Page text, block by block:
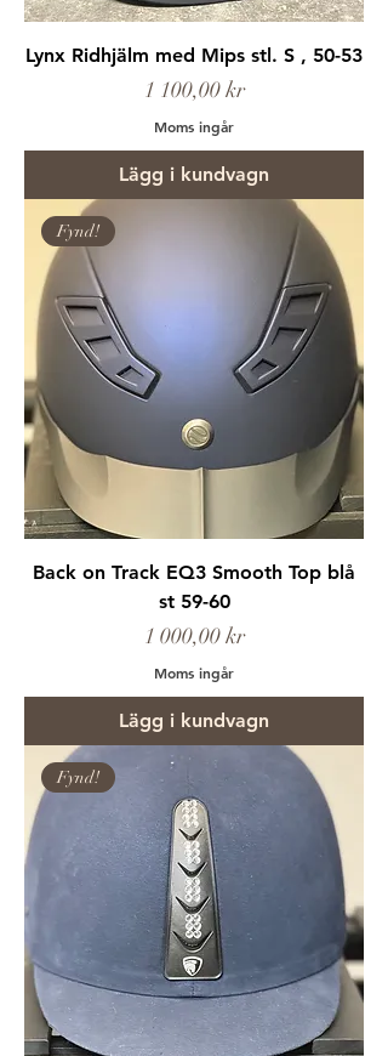
Lynx Ridhjälm med Mips stl. S , 50-53
Pris
1 100,00 kr
Moms ingår
Lägg i kundvagn
Fynd!
Back on Track EQ3 Smooth Top blå
st 59-60
Pris
1 000,00 kr
Moms ingår
Lägg i kundvagn
Fynd!